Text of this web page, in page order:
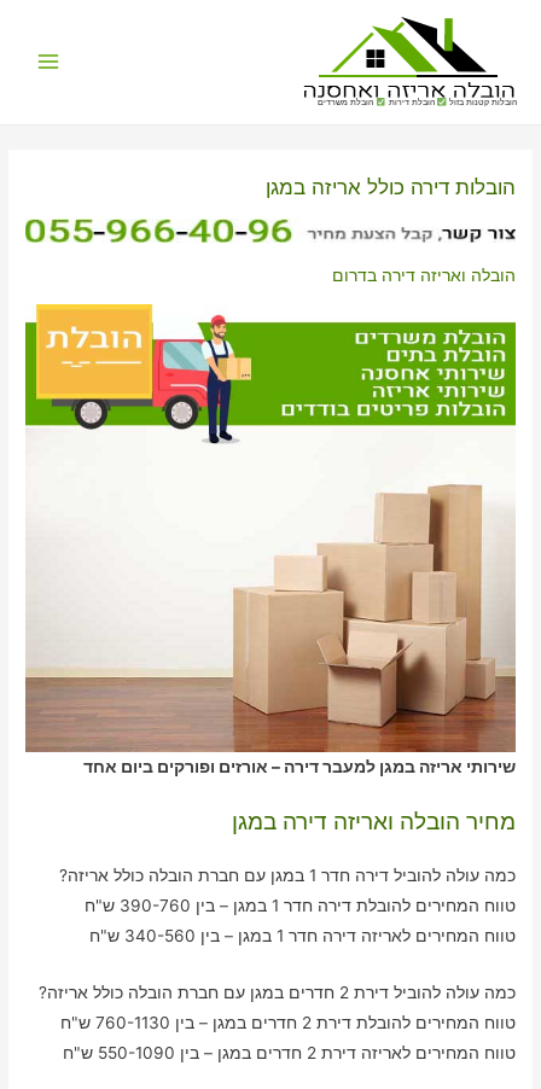
הובלות קטנות בזול הובלת דירות הובלת משרדים
הובלות דירה כולל אריזה במגן
הובלה ואריזה דירה בדרום
שירותי אריזה במגן למעבר דירה – אורזים ופורקים ביום אחד
מחיר הובלה ואריזה דירה במגן
כמה עולה להוביל דירה חדר 1 במגן עם חברת הובלה כולל אריזה?
טווח המחירים להובלת דירה חדר 1 במגן – בין 390-760 ש"ח
טווח המחירים לאריזה דירה חדר 1 במגן – בין 340-560 ש"ח
כמה עולה להוביל דירת 2 חדרים במגן עם חברת הובלה כולל אריזה?
טווח המחירים להובלת דירת 2 חדרים במגן – בין 760-1130 ש"ח
טווח המחירים לאריזה דירת 2 חדרים במגן – בין 550-1090 ש"ח